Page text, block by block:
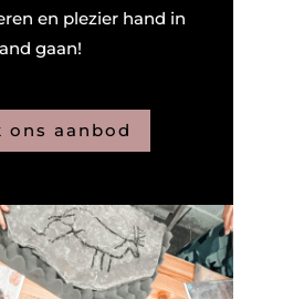
en plezier hand in
gaan!
ons aanbod